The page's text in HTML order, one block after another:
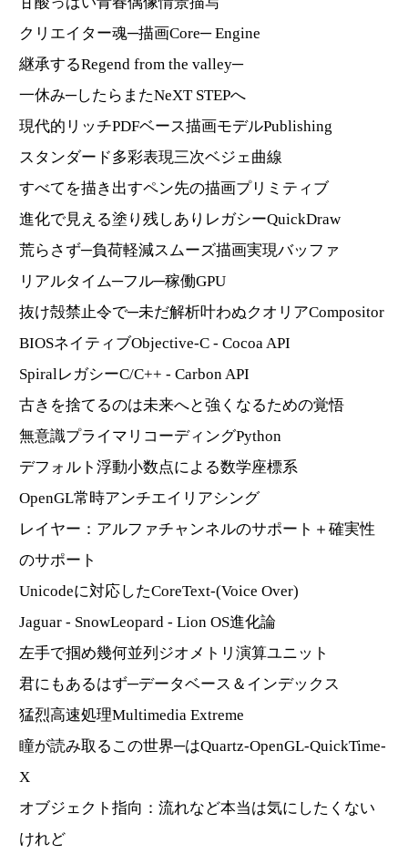
クリエイター魂─描画Core─ Engine
継承するRegend from the valley─
一休み─したらまたNeXT STEPへ
現代的リッチPDFベース描画モデルPublishing
スタンダード多彩表現三次ベジェ曲線
すべてを描き出すペン先の描画プリミティブ
進化で見える塗り残しありレガシーQuickDraw
荒らさず─負荷軽減スムーズ描画実現バッファ
リアルタイム─フル─稼働GPU
抜け殻禁止令で─未だ解析叶わぬクオリアCompositor
BIOSネイティブObjective-C - Cocoa API
SpiralレガシーC/C++ - Carbon API
古きを捨てるのは未来へと強くなるための覚悟
無意識プライマリコーディングPython
デフォルト浮動小数点による数学座標系
OpenGL常時アンチエイリアシング
レイヤー：アルファチャンネルのサポート＋確実性
のサポート
Unicodeに対応したCoreText-(Voice Over)
Jaguar - SnowLeopard - Lion OS進化論
左手で掴め幾何並列ジオメトリ演算ユニット
君にもあるはず─データベース＆インデックス
猛烈高速処理Multimedia Extreme
瞳が読み取るこの世界─はQuartz-OpenGL-QuickTime-
X
オブジェクト指向：流れなど本当は気にしたくない
けれど